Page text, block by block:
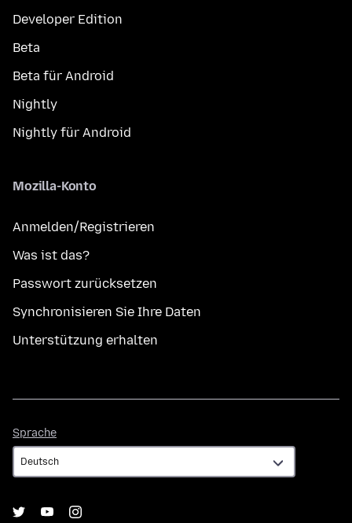
Developer Edition
Beta
Beta für Android
Nightly
Nightly für Android
Mozilla-Konto
Anmelden/Registrieren
Was ist das?
Passwort zurücksetzen
Synchronisieren Sie Ihre Daten
Unterstützung erhalten
Sprache